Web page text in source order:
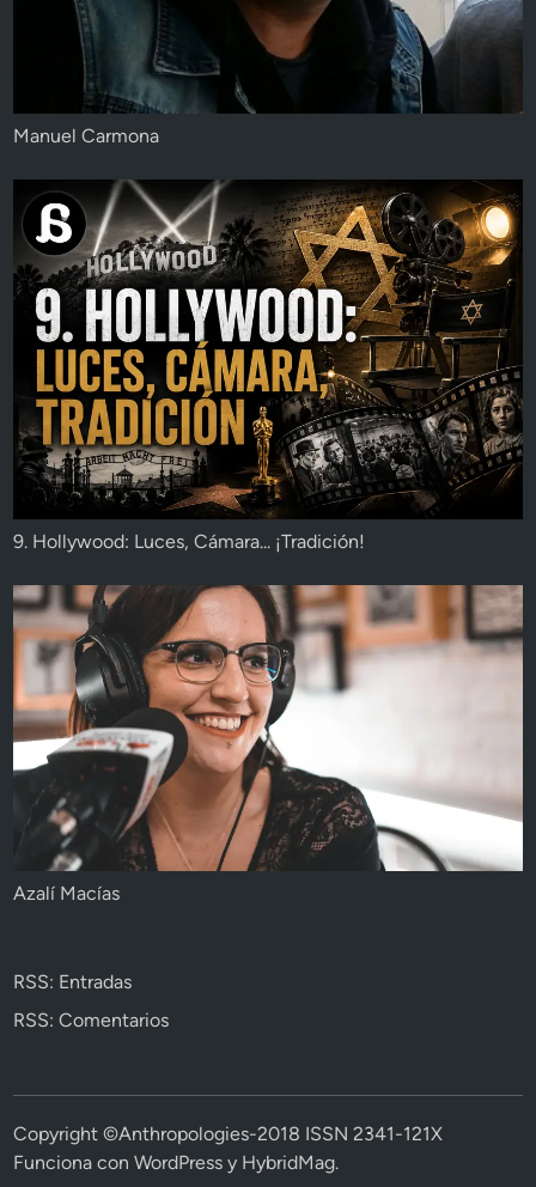
Manuel Carmona
9. Hollywood: Luces, Cámara... ¡Tradición!
Azalí Macías
RSS: Entradas
RSS: Comentarios
Copyright ©Anthropologies-2018 ISSN 2341-121X
Funciona conWordPress y HybridMag.